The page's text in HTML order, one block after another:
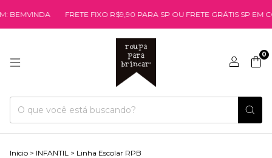
FRETE FIXO R$9,90 PARA SP OU FRETE GRÁTIS SP EM
0
Início > INFANTIL > Linha Escolar RPB